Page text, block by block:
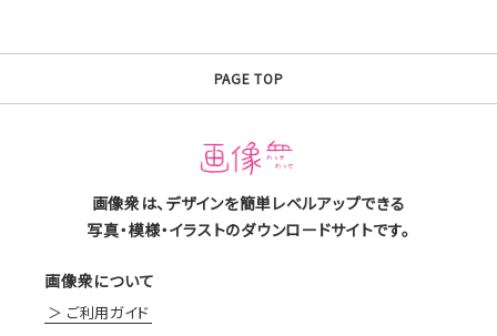
PAGE TOP
画像衆は、デザインを簡単レベルアップできる
写真・模様・イラストのダウンロードサイトです。
画像衆について
ご利用ガイド